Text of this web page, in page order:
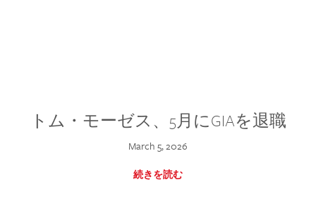
トム・モーゼス、5月にGIAを退職
March 5, 2026
続きを読む